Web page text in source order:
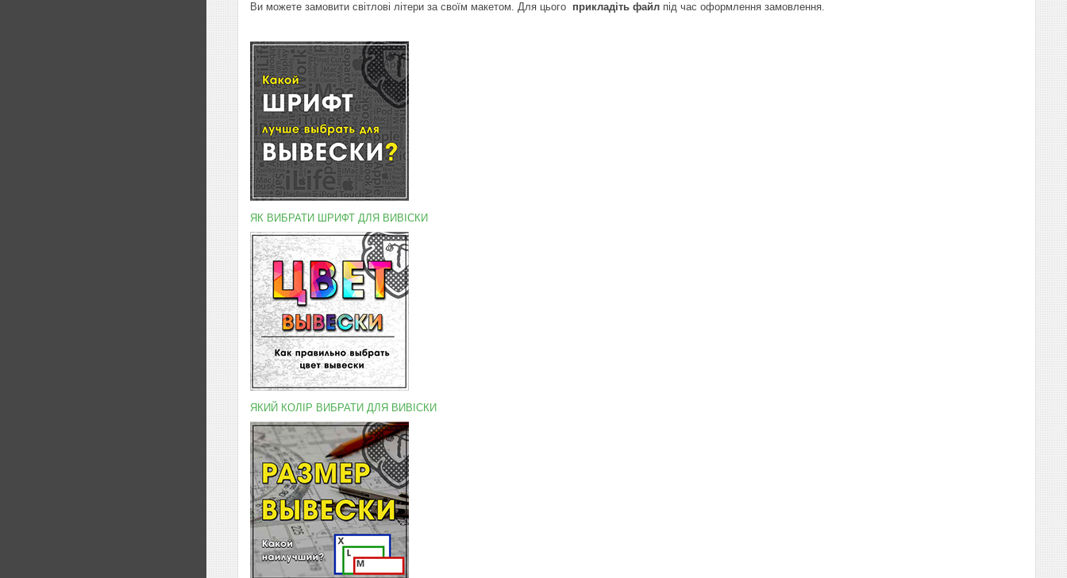
Ви можете замовити світлові літери за своїм макетом. Для цього прикладіть файл під час оформлення замовлення.
ЯК ВИБРАТИ ШРИФТ ДЛЯ ВИВІСКИ
ЯКИЙ КОЛІР ВИБРАТИ ДЛЯ ВИВІСКИ